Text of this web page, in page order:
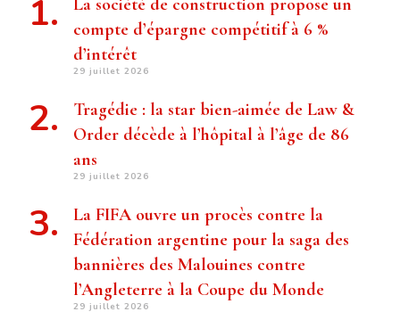
La société de construction propose un
compte d’épargne compétitif à 6 %
d’intérêt
29 juillet 2026
Tragédie : la star bien-aimée de Law &
Order décède à l’hôpital à l’âge de 86
ans
29 juillet 2026
La FIFA ouvre un procès contre la
Fédération argentine pour la saga des
bannières des Malouines contre
l’Angleterre à la Coupe du Monde
29 juillet 2026